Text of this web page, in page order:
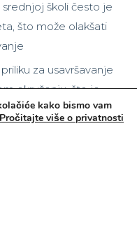
školi često je
što može olakšati
za usavršavanje
okruženju, što je
i buduće karijerne
kako bismo vam
Pročitajte više o privatnosti